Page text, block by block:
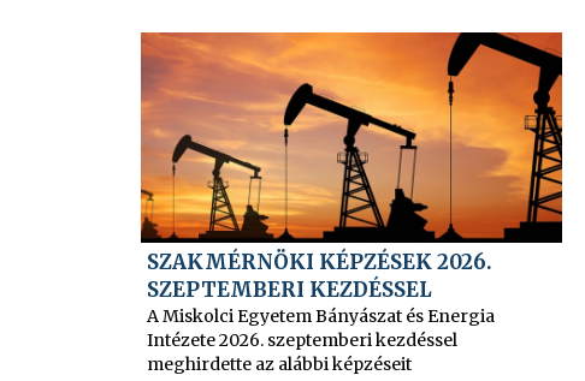
SZAKMÉRNÖKI KÉPZÉSEK 2026.
SZEPTEMBERI KEZDÉSSEL
A Miskolci Egyetem Bányászat és Energia
Intézete 2026. szeptemberi kezdéssel
meghirdette az alábbi képzéseit